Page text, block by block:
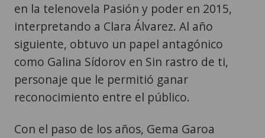
en la telenovela Pasión y poder en 2015,
interpretando a Clara Álvarez. Al año
siguiente, obtuvo un papel antagónico
como Galina Sídorov en Sin rastro de ti,
personaje que le permitió ganar
reconocimiento entre el público.
Con el paso de los años, Gema Garoa